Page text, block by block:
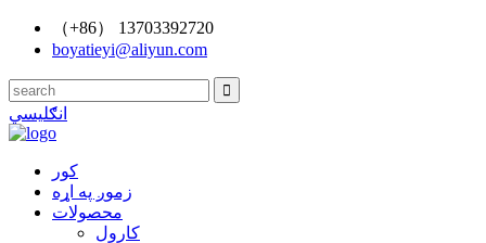
（+86） 13703392720
boyatieyi@aliyun.com
انګلیسي
کور
زموږ په اړه
محصولات
کارول